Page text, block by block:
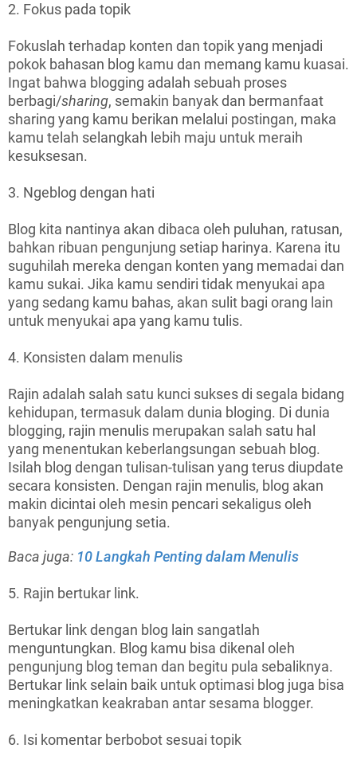
2. Fokus pada topik
Fokuslah terhadap konten dan topik yang menjadi
pokok bahasan blog kamu dan memang kamu kuasai.
Ingat bahwa blogging adalah sebuah proses
berbagi/sharing, semakin banyak dan bermanfaat
sharing yang kamu berikan melalui postingan, maka
kamu telah selangkah lebih maju untuk meraih
kesuksesan.
3. Ngeblog dengan hati
Blog kita nantinya akan dibaca oleh puluhan, ratusan,
bahkan ribuan pengunjung setiap harinya. Karena itu
suguhilah mereka dengan konten yang memadai dan
kamu sukai. Jika kamu sendiri tidak menyukai apa
yang sedang kamu bahas, akan sulit bagi orang lain
untuk menyukai apa yang kamu tulis.
4. Konsisten dalam menulis
Rajin adalah salah satu kunci sukses di segala bidang
kehidupan, termasuk dalam dunia bloging. Di dunia
blogging, rajin menulis merupakan salah satu hal
yang menentukan keberlangsungan sebuah blog.
Isilah blog dengan tulisan-tulisan yang terus diupdate
secara konsisten. Dengan rajin menulis, blog akan
makin dicintai oleh mesin pencari sekaligus oleh
banyak pengunjung setia.
Baca juga: 10 Langkah Penting dalam Menulis
5. Rajin bertukar link.
Bertukar link dengan blog lain sangatlah
menguntungkan. Blog kamu bisa dikenal oleh
pengunjung blog teman dan begitu pula sebaliknya.
Bertukar link selain baik untuk optimasi blog juga bisa
meningkatkan keakraban antar sesama blogger.
6. Isi komentar berbobot sesuai topik